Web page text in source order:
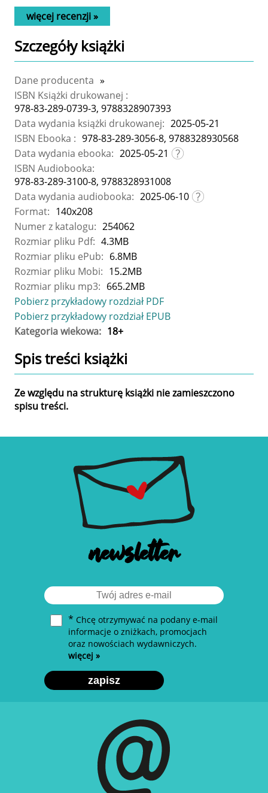
więcej recenzji »
Szczegółyksiążki
Dane producenta »
ISBN Książki drukowanej :
978-83-289-0739-3, 9788328907393
Data wydania książki drukowanej: 2025-05-21
ISBN Ebooka : 978-83-289-3056-8, 9788328930568
Data wydania ebooka: 2025-05-21
ISBN Audiobooka:
978-83-289-3100-8, 9788328931008
Data wydania audiobooka: 2025-06-10
Format: 140x208
Numer z katalogu: 254062
Rozmiar pliku Pdf: 4.3MB
Rozmiar pliku ePub: 6.8MB
Rozmiar pliku Mobi: 15.2MB
Rozmiar pliku mp3: 665.2MB
Pobierz przykładowy rozdział PDF
Pobierz przykładowy rozdział EPUB
Kategoria wiekowa: 18+
Spis treści książki
Ze względu na strukturę książki nie zamieszczono
spisu treści.
newsletter
* Chcę otrzymywać na podany e-mail
informacje o zniżkach, promocjach
oraz nowościach wydawniczych.
więcej »
zapisz